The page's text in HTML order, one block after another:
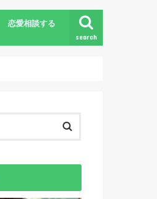
search
恋愛相談する